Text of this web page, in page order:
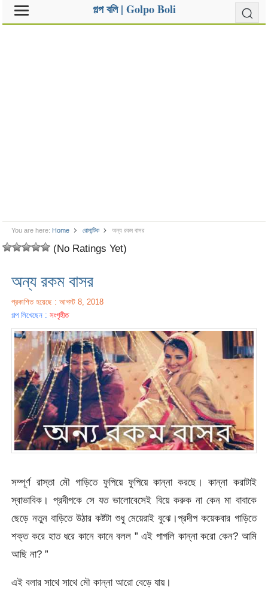
গল্প বলি | Golpo Boli
You are here: Home রোমান্টিক অন্য রকম বাসর
(No Ratings Yet)
অন্য রকম বাসর
প্রকাশিত হয়েছে : আগস্ট 8, 2018
গল্প লিখেছেন :সংগৃহীত
সম্পূর্ণ রাস্তা মৌ গাড়িতে ফুপিয়ে ফুপিয়ে কান্না করছে। কান্না করাটাই
স্বাভাবিক। প্রদীপকে সে যত ভালোবেসেই বিয়ে করুক না কেন মা বাবাকে
ছেড়ে নতুন বাড়িতে উঠার কষ্টটা শুধু মেয়েরাই বুঝে।প্রদীপ কয়েকবার গাড়িতে
শক্ত করে হাত ধরে কানে কানে বলল ” এই পাগলি কান্না করো কেন? আমি
আছি না? ”
এই বলার সাথে সাথে মৌ কান্না আরো বেড়ে যায়।